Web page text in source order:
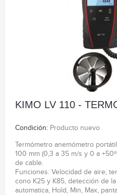
KIMO LV 110 -
Condición: Producto nuevo
Termómetro anemómetro
100 mm (0,3 a 35 m/s y 0 a
de cable.
Funciones: Velocidad de aire,
cono K25 y K85, detección de
automatica, Hold, Min, Max,